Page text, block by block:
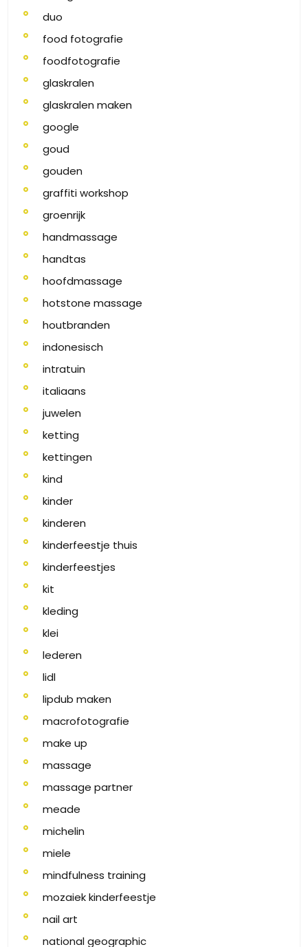
duo
food fotografie
foodfotografie
glaskralen
glaskralen maken
google
goud
gouden
graffiti workshop
groenrijk
handmassage
handtas
hoofdmassage
hotstone massage
houtbranden
indonesisch
intratuin
italiaans
juwelen
ketting
kettingen
kind
kinder
kinderen
kinderfeestje thuis
kinderfeestjes
kit
kleding
klei
lederen
lidl
lipdub maken
macrofotografie
make up
massage
massage partner
meade
michelin
miele
mindfulness training
mozaiek kinderfeestje
nail art
national geographic